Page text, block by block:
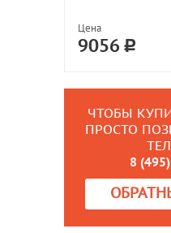
Цена
9056
ЧТОБЫ
ПРОСТО
8